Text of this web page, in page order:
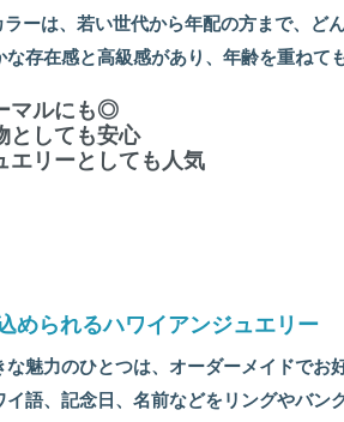
ーは、若い世代から年配の方まで、ど
存在感と高級感があり、年齢を重ねて
マルにも◎
としても安心
エリーとしても人気
められるハワイアンジュエリー
魅力のひとつは、オーダーメイドでお
語、記念日、名前などをリングやバン